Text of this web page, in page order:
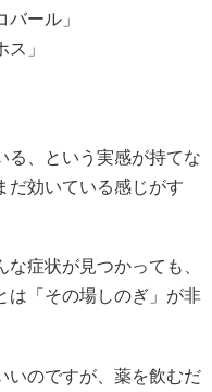
ール」
」
、という実感が持てな
だ効いている感じがす
症状が見つかっても、
は「その場しのぎ」が非
いのですが、薬を飲むだ